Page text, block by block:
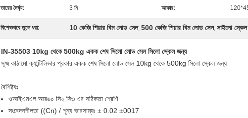
তারের দৈর্ঘ্য: 3 মি আকার:
বিশেষভাবে তুলে ধরা: 10 কেজি শিয়ার বিম লোড সেল, 500 কেজি শিয়ার বিম লোড সেল, সাইলো স্কেল
IN-35503 10kg থেকে 500kg একক শেষ সিলো লোড সেল সিলো স্কেল জন্য
সূক্ষ্ম কাঠামো ক্যান্টিলিভার প্রকার একক শেষ সিলো লোড সেল 10kg থেকে 500kg সিলো স্কেল জন্য
বৈশিষ্ট্যঃ
ওআইএমএল আর৬০ সি২ সি৩ এর সঠিকতা শ্রেণি
সংবেদনশীলতা ((Cn) / শূন্য ভারসাম্যঃ ± 0.02 ±0017